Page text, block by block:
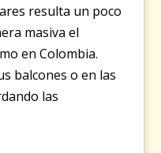
resulta un poco
masiva el
en Colombia.
balcones o en las
las